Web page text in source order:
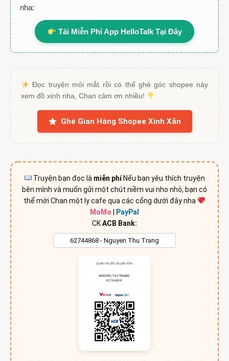
nha:
Tải Miễn Phí App HelloTalk Tại Đây
Đọc truyện mỏi mắt rồi có thể ghé góc shopee này
xem đồ xinh nha, Chan cảm ơn nhiều!
Ghé Gian Hàng Shopee Xinh Xắn
Truyện bạn đọc là miễn phíNếu bạn yêu thích truyện
bên mình và muốn gửi một chút niềm vui nho nhỏ, bạn có
thể mời Chan một ly cafe qua các cổng dưới đây nha
MoMo
PayPal
CKACB Bank: